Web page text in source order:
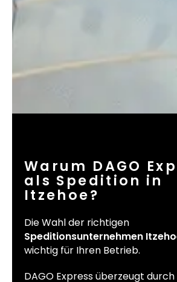
Warum DAGO
als Spedition in
Itzehoe?
Die Wahl der richtigen
Speditionsunternehmen
wichtig für Ihren Betrieb.
DAGO Express überzeugt